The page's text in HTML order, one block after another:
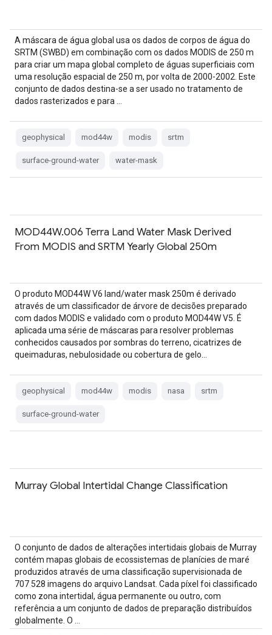
A máscara de água global usa os dados de corpos de água do
SRTM (SWBD) em combinação com os dados MODIS de 250 m
para criar um mapa global completo de águas superficiais com
uma resolução espacial de 250 m, por volta de 2000-2002. Este
conjunto de dados destina-se a ser usado no tratamento de
dados rasterizados e para …
geophysical mod44w modis srtm
surface-ground-water water-mask
MOD44W.006 Terra Land Water Mask Derived
From MODIS and SRTM Yearly Global 250m
O produto MOD44W V6 land/water mask 250m é derivado
através de um classificador de árvore de decisões preparado
com dados MODIS e validado com o produto MOD44W V5. É
aplicada uma série de máscaras para resolver problemas
conhecidos causados por sombras do terreno, cicatrizes de
queimaduras, nebulosidade ou cobertura de gelo…
geophysical mod44w modis nasa srtm
surface-ground-water
Murray Global Intertidal Change Classification
O conjunto de dados de alterações intertidais globais de Murray
contém mapas globais de ecossistemas de planícies de maré
produzidos através de uma classificação supervisionada de
707 528 imagens do arquivo Landsat. Cada píxel foi classificado
como zona intertidal, água permanente ou outro, com
referência a um conjunto de dados de preparação distribuídos
globalmente. O …